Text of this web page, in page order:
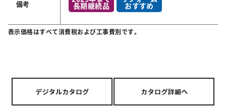
備考
長期継続品
おすすめ
表示価格はすべて消費税および工事費別です。